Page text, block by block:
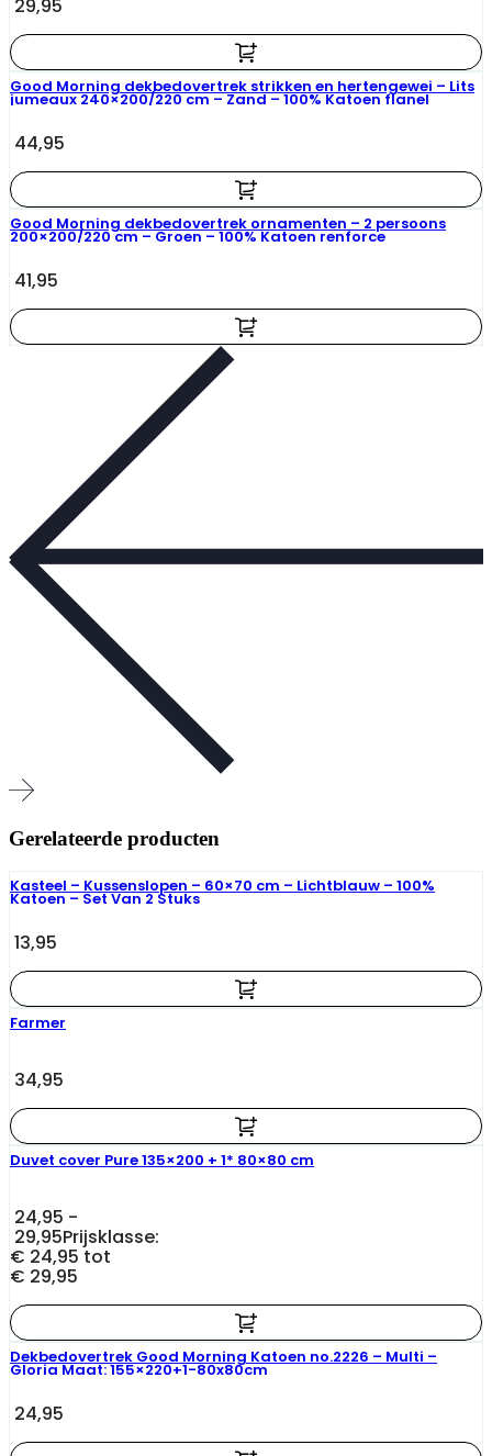
29,95
Good Morning dekbedovertrek strikken en hertengewei – Lits
jumeaux 240×200/220 cm – Zand – 100% Katoen flanel
44,95
Good Morning dekbedovertrek ornamenten – 2 persoons
200×200/220 cm – Groen – 100% Katoen renforce
41,95
Gerelateerde producten
Kasteel – Kussenslopen – 60×70 cm – Lichtblauw – 100%
Katoen – Set Van 2 Stuks
13,95
Farmer
34,95
Duvet cover Pure 135×200 + 1* 80×80 cm
24,95 -
29,95Prijsklasse:
€ 24,95 tot
€ 29,95
Dekbedovertrek Good Morning Katoen no.2226 – Multi –
Gloria Maat: 155×220+1-80x80cm
24,95